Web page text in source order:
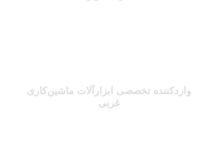
واردکننده تخصصی ابزارآلات ماشین‌کاری
غربی